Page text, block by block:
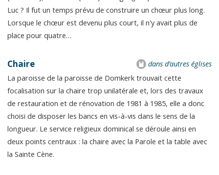
Luc ? Il fut un temps prévu de construire un chœur plus long.
Lorsque le chœur est devenu plus court, il n'y avait plus de
place pour quatre…
dans d’autres églises
Chaire
La paroisse de la paroisse de Domkerk trouvait cette
focalisation sur la chaire trop unilatérale et, lors des travaux
de restauration et de rénovation de 1981 à 1985, elle a donc
choisi de disposer les bancs en vis-à-vis dans le sens de la
longueur. Le service religieux dominical se déroule ainsi en
deux points centraux : la chaire avec la Parole et la table avec
la Sainte Cène.